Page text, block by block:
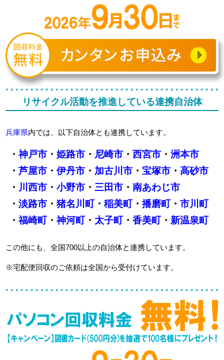
リサイクル活動を推進している連携自治体
兵庫県内では、以下自治体とも連携しています。
・神戸市・ 姫路市・ 尼崎市・ 西宮市・ 洲本市
・ 芦屋市・ 伊丹市・ 加古川市・ 宝塚市・ 高砂市
・ 川西市・ 小野市・ 三田市・ 南あわじ市
・ 淡路市・ 猪名川町・ 稲美町・ 播磨町・ 市川町
・福崎町・神河町・ 太子町・ 香美町・ 新温泉町
この他にも、全国700以上の自治体と連携しています。
※宅配便回収のご依頼は全国から受付けています。